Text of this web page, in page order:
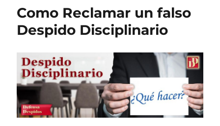
Como Reclamar un falso
Despido Disciplinario